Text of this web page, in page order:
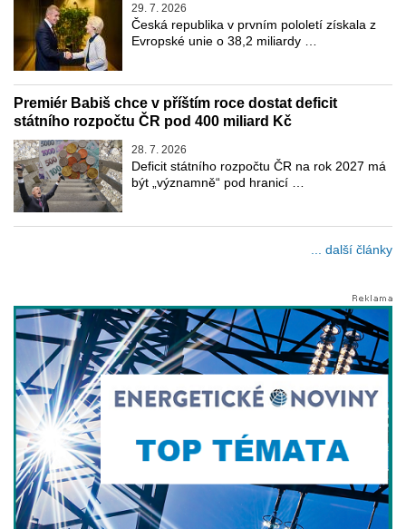
29. 7. 2026
Česká republika v prvním pololetí získala z
Evropské unie o 38,2 miliardy …
Premiér Babiš chce v příštím roce dostat deficit
státního rozpočtu ČR pod 400 miliard Kč
28. 7. 2026
Deficit státního rozpočtu ČR na rok 2027 má
být „významně“ pod hranicí …
... další články